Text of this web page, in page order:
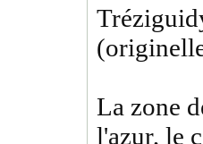
La zone
l'azur, le